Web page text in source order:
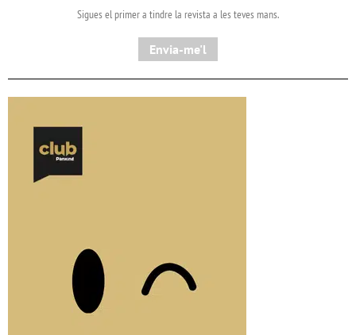
Sigues el primer a tindre la revista a les teves mans.
Envia-me'l